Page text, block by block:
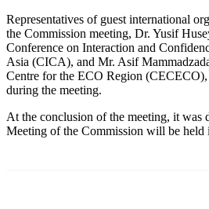
Representatives of guest international
the Commission meeting, Dr. Yusif
Conference on Interaction and
Asia (CICA), and Mr. Asif
Centre for the ECO Region (CECECO),
during the meeting.
At the conclusion of the meeting, it was
Meeting of the Commission will be held